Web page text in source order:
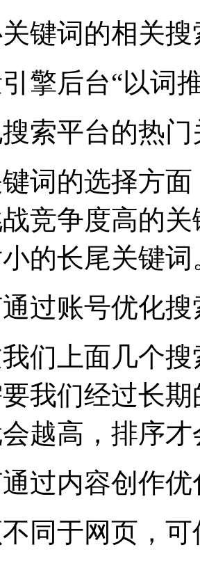
词的相关搜
后台“以词推
平台的热门
的选择方面
竞争度高的
的长尾关键词
账号优化搜
上面几个搜
我们经过长
越高，排序
内容创作优
于网页，可